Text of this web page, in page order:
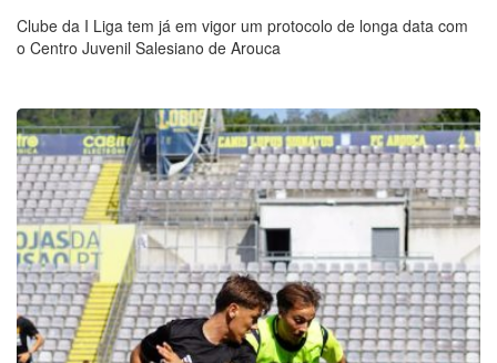
Clube da I Liga tem já em vigor um protocolo de longa data com
o Centro Juvenil Salesiano de Arouca